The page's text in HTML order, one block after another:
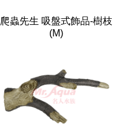
爬蟲先生 吸盤式飾品-樹枝
(M)